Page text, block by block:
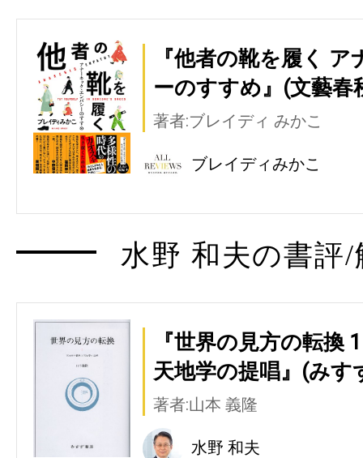
『他者の靴を履く
ーのすすめ』(文藝春
著者:ブレイディ みかこ
ブレイディみかこ
水野 和夫の書評
『世界の見方の転
天地学の提唱』(みす
著者:山本 義隆
水野 和夫